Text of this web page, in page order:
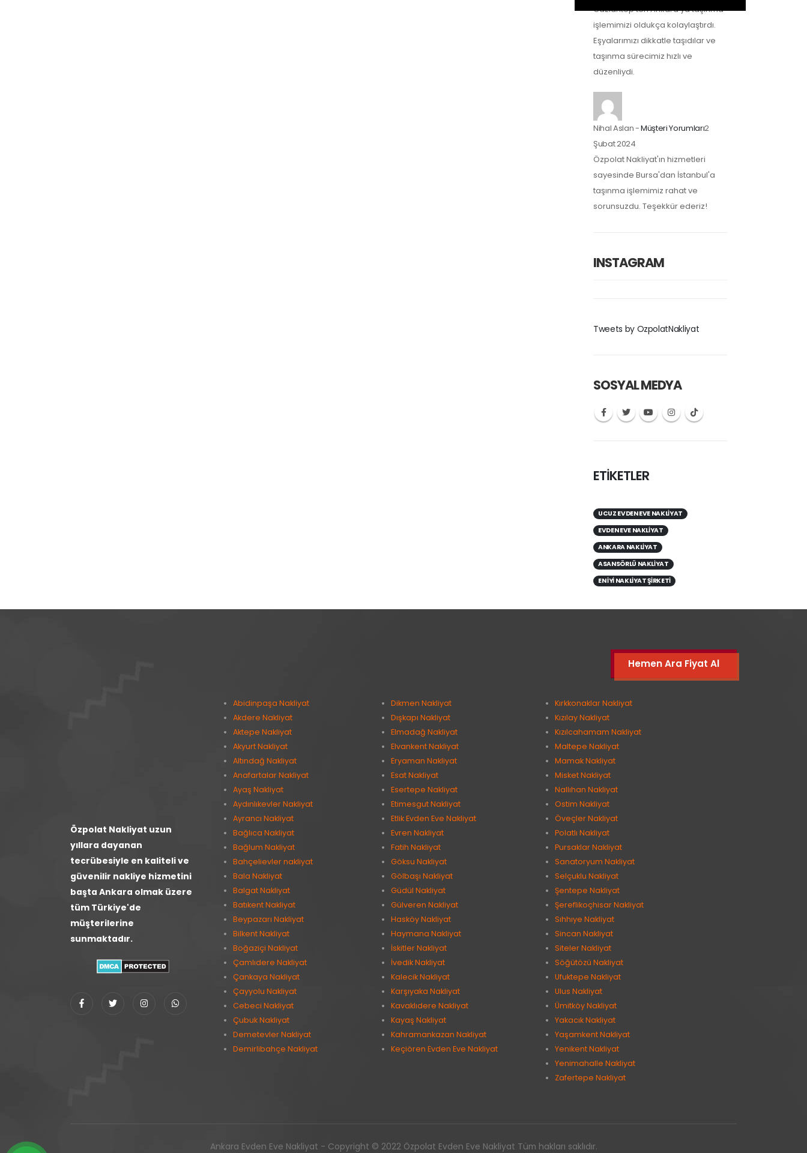
Gaziantep'ten Ankara'ya taşınma
işlemimizi oldukça kolaylaştırdı.
Eşyalarımızı dikkatle taşıdılar ve
taşınma sürecimiz hızlı ve
düzenliydi.
Nihal Aslan-Müşteri Yorumları2
Şubat 2024
Özpolat Nakliyat'ın hizmetleri
sayesinde Bursa'dan İstanbul'a
taşınma işlemimiz rahat ve
sorunsuzdu. Teşekkür ederiz!
INSTAGRAM
Tweets by OzpolatNakliyat
SOSYAL MEDYA
ETİKETLER
UCUZ EVDEN EVE NAKLIYAT
EVDEN EVE NAKLIYAT
ANKARA NAKLIYAT
ASANSÖRLÜ NAKLIYAT
EN IYI NAKLIYAT ŞIRKETI
Hemen Ara Fiyat Al
Özpolat Nakliyat uzun
yıllara dayanan
tecrübesiyle en kaliteli ve
güvenilir nakliye hizmetini
başta Ankara olmak üzere
tüm Türkiye'de
müşterilerine
sunmaktadır.
Abidinpaşa Nakliyat
Akdere Nakliyat
Aktepe Nakliyat
Akyurt Nakliyat
Altındağ Nakliyat
Anafartalar Nakliyat
Ayaş Nakliyat
Aydınlıkevler Nakliyat
Ayrancı Nakliyat
Bağlıca Nakliyat
Bağlum Nakliyat
Bahçelievler nakliyat
Bala Nakliyat
Balgat Nakliyat
Batıkent Nakliyat
Beypazarı Nakliyat
Bilkent Nakliyat
Boğaziçi Nakliyat
Çamlıdere Nakliyat
Çankaya Nakliyat
Çayyolu Nakliyat
Cebeci Nakliyat
Çubuk Nakliyat
Demetevler Nakliyat
Demirlibahçe Nakliyat
Dikmen Nakliyat
Dışkapı Nakliyat
Elmadağ Nakliyat
Elvankent Nakliyat
Eryaman Nakliyat
Esat Nakliyat
Esertepe Nakliyat
Etimesgut Nakliyat
Etlik Evden Eve Nakliyat
Evren Nakliyat
Fatih Nakliyat
Göksu Nakliyat
Gölbaşı Nakliyat
Güdül Nakliyat
Gülveren Nakliyat
Hasköy Nakliyat
Haymana Nakliyat
İskitler Nakliyat
İvedik Nakliyat
Kalecik Nakliyat
Karşıyaka Nakliyat
Kavaklıdere Nakliyat
Kayaş Nakliyat
Kahramankazan Nakliyat
Keçiören Evden Eve Nakliyat
Kırkkonaklar Nakliyat
Kızılay Nakliyat
Kızılcahamam Nakliyat
Maltepe Nakliyat
Mamak Nakliyat
Misket Nakliyat
Nallıhan Nakliyat
Ostim Nakliyat
Öveçler Nakliyat
Polatlı Nakliyat
Pursaklar Nakliyat
Sanatoryum Nakliyat
Selçuklu Nakliyat
Şentepe Nakliyat
Şereflikoçhisar Nakliyat
Sıhhıye Nakliyat
Sincan Nakliyat
Siteler Nakliyat
Söğütözü Nakliyat
Ufuktepe Nakliyat
Ulus Nakliyat
Ümitköy Nakliyat
Yakacık Nakliyat
Yaşamkent Nakliyat
Yenikent Nakliyat
Yenimahalle Nakliyat
Zafertepe Nakliyat
Ankara Evden Eve Nakliyat - Copyright © 2022 Özpolat Evden Eve Nakliyat Tüm hakları saklıdır.